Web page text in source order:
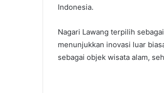
Indonesia.
Nagari Lawang terpilih
menunjukkan inovasi luar
sebagai objek wisata alam,